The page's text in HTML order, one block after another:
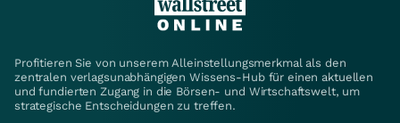
Profitieren Sie von unserem Alleinstellungsmerkmal als den
zentralen verlagsunabhängigen Wissens-Hub für einen aktuellen
und fundierten Zugang in die Börsen- und Wirtschaftswelt, um
strategische Entscheidungen zu treffen.